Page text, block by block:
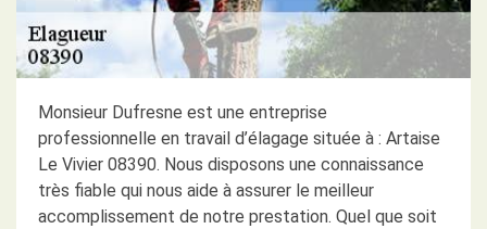
Monsieur Dufresne est une entreprise
professionnelle en travail d’élagage située à : Artaise
Le Vivier 08390. Nous disposons une connaissance
très fiable qui nous aide à assurer le meilleur
accomplissement de notre prestation. Quel que soit